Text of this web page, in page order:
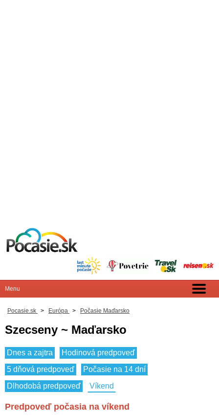
Pocasie.sk > Európa > Počasie Maďarsko
Szecseny ~ Maďarsko
Dnes a zajtra
Hodinová predpoveď
5 dňová predpoveď
Počasie na 14 dní
Dlhodobá predpoveď
Víkend
Predpoveď počasia na víkend